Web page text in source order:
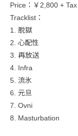
Price：￥2,800 + Tax
Tracklist：
1. 脱獄
2. 心配性
3. 再放送
4. Infra
5. 流氷
6. 元旦
7. Ovni
8. Masturbation